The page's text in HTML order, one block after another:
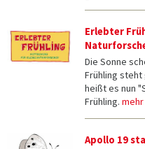
Erlebter
Die Sonne
Frühling steht
heißt es nun
Frühling.
Apollo 19